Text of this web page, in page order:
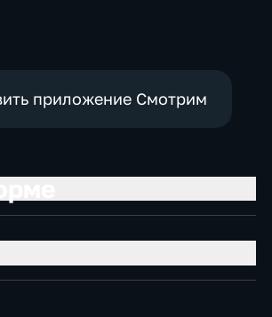
приложение Смотрим